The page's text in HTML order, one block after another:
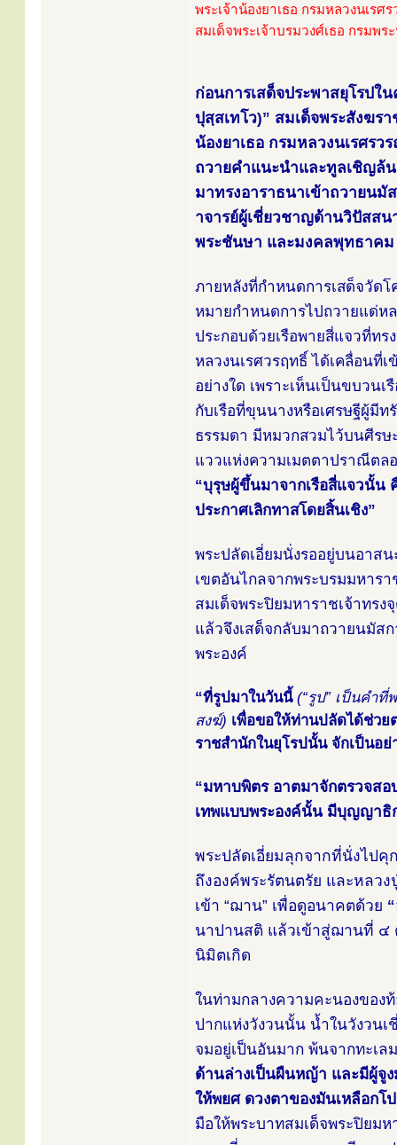
พระเจ้าน้องยาเธอ กรมหลวงนเรศ
สมเด็จพระเจ้าบรมวงศ์เธอ กรมพ
ก่อนการเสด็จประพาสยุโรปใ
ปุสฺสเทโว)” สมเด็จพระสังฆร
น้องยาเธอ กรมหลวงนเรศรว
ถวายคำแนะนำและทูลเชิญล้น
มาทรงอาราธนาเข้าถวายนมั
าจารย์ผู้เชี่ยวชาญด้านวิปัสส
พระชันษา และมงคลพุทธาคม
ภายหลังที่กำหนดการเสด็จวัด
หมายกำหนดการไปถวายแด่ห
ประกอบด้วยเรือพายสี่แจวที่ทร
หลวงนเรศวรฤทธิ์ ได้เคลื่อนที่
อย่างใด เพราะเห็นเป็นขบวน
กับเรือที่ขุนนางหรือเศรษฐีผู้มี
ธรรมดา มีหมวกสวมไว้บนศีร
แววแห่งความเมตตาปราณีตล
“บุรุษผู้ขึ้นมาจากเรือสี่แจวนั้น
ประกาศเลิกทาสโดยสิ้นเชิง”
พระปลัดเอี่ยมนั่งรออยู่บนอาส
เขตอันไกลจากพระบรมมหาร
สมเด็จพระปิยมหาราชเจ้าทร
แล้วจึงเสด็จกลับมาถวายนมัสก
พระองค์
“ที่รูปมาในวันนี้ (“รูป” เป็นคำ
สงฆ์) เพื่อขอให้ท่านปลัดได้ช่วย
ราชสำนักในยุโรปนั้น จักเป็นอ
“มหาบพิตร อาตมาจักตรวจสอ
เทพแบบพระองค์นั้น มีบุญญาธิ
พระปลัดเอี่ยมลุกจากที่นั่งไปคุ
ถึงองค์พระรัตนตรัย และหลว
เข้า “ฌาน” เพื่อดูอนาคตด้วย
นาปานสติ แล้วเข้าสู่ฌานที่ ๔
นิมิตเกิด
ในท่ามกลางความคะนองของ
ปากแห่งวังวนนั้น น้ำในวังวน
จมอยู่เป็นอันมาก พ้นจากทะเ
ด้านล่างเป็นผืนหญ้า และมีผู้จู
ให้พยศ ดวงตาของมันเหลือก
มือให้พระบาทสมเด็จพระปิยม